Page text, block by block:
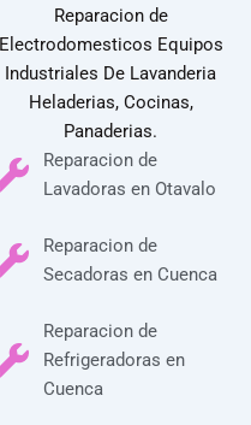
Reparacion de
Electrodomesticos Equipos
Industriales De Lavanderia
Heladerias, Cocinas,
Panaderias.
Reparacion de
Lavadoras en Otavalo
Reparacion de
Secadoras en Cuenca
Reparacion de
Refrigeradoras en
Cuenca